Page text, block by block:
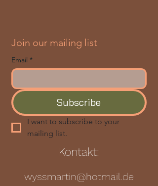
Join our mailing list
Email *
Subscribe
I want to subscribe to your
mailing list.
Kontakt:
wyssmartin@hotmail.de